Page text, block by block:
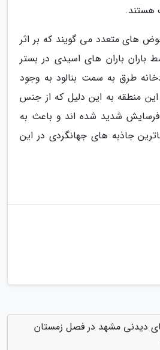
هستند.
های متعدد می گویند که بر اثر
باران باران های اسیدی در بستر
طرق به سمت بنالود به وجود
منطقه به این دلیل که از جنس
شدید شده اند و باعث به
جاذبه های جهانگردی در این
دیدنی مشهد در فصل زمستان